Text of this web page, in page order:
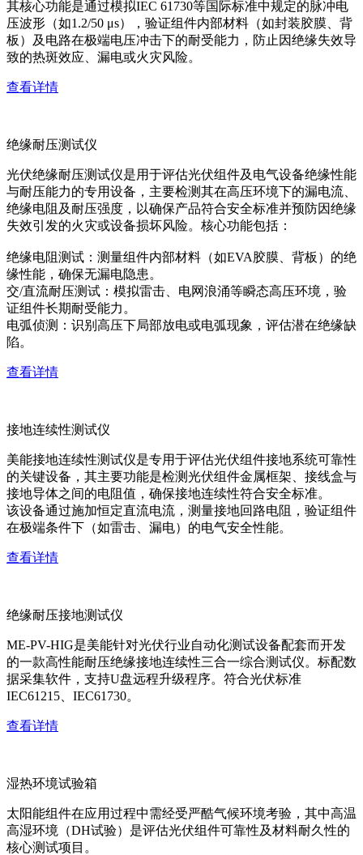
其核心功能是通过模拟IEC 61730等国际标准中规定的脉冲电
压波形（如1.2/50 μs），验证组件内部材料（如封装胶膜、背
板）及电路在极端电压冲击下的耐受能力，防止因绝缘失效导
致的热斑效应、漏电或火灾风险。
查看详情
绝缘耐压测试仪
光伏绝缘耐压测试仪是用于评估光伏组件及电气设备绝缘性能
与耐压能力的专用设备，主要检测其在高压环境下的漏电流、
绝缘电阻及耐压强度，以确保产品符合安全标准并预防因绝缘
失效引发的火灾或设备损坏风险。核心功能包括：
绝缘电阻测试：测量组件内部材料（如EVA胶膜、背板）的绝
缘性能，确保无漏电隐患。
交/直流耐压测试：模拟雷击、电网浪涌等瞬态高压环境，验
证组件长期耐受能力。
电弧侦测：识别高压下局部放电或电弧现象，评估潜在绝缘缺
陷。
查看详情
接地连续性测试仪
美能接地连续性测试仪是专用于评估光伏组件接地系统可靠性
的关键设备，其主要功能是检测光伏组件金属框架、接线盒与
接地导体之间的电阻值，确保接地连续性符合安全标准。
该设备通过施加恒定直流电流，测量接地回路电阻，验证组件
在极端条件下（如雷击、漏电）的电气安全性能。
查看详情
绝缘耐压接地测试仪
ME-PV-HIG是美能针对光伏行业自动化测试设备配套而开发
的一款高性能耐压绝缘接地连续性三合一综合测试仪。标配数
据采集软件，支持U盘远程升级程序。符合光伏标准
IEC61215、IEC61730。
查看详情
湿热环境试验箱
太阳能组件在应用过程中需经受严酷气候环境考验，其中高温
高湿环境（DH试验）是评估光伏组件可靠性及材料耐久性的
核心测试项目。